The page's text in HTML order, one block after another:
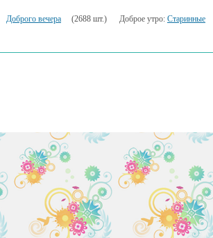
Доброго вечера (2688 шт.) Доброе утро: Старинные